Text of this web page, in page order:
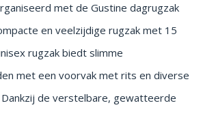
met de Gustine dagrugzak
en veelzijdige rugzak met 15
rugzak biedt slimme
met een voorvak met rits en diverse
Dankzij de verstelbare, gewatteerde